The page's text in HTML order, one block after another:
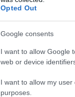
Opted Out
Google consents
I want to allow Google
web or device
I want to allow my
purposes.